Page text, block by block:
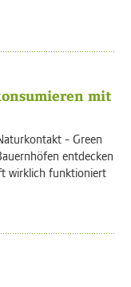
mit
- Green
entdecken
wirklich funktioniert